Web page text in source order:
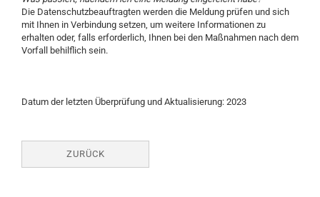
Die Datenschutzbeauftragten werden die Meldung prüfen und sich
mit Ihnen in Verbindung setzen, um weitere Informationen zu
erhalten oder, falls erforderlich, Ihnen bei den Maßnahmen nach dem
Vorfall behilflich sein.
Datum der letzten Überprüfung und Aktualisierung: 2023
ZURÜCK